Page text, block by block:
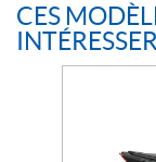
CES
INTÉRESSER